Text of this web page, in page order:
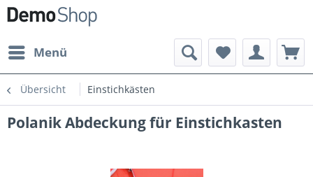
Menü
Übersicht Einstichkästen
Polanik Abdeckung für Einstichkasten